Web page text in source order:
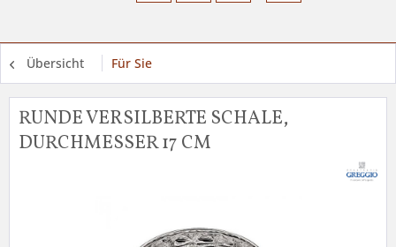
Übersicht Für Sie
RUNDE VERSILBERTE SCHALE,
DURCHMESSER 17 CM